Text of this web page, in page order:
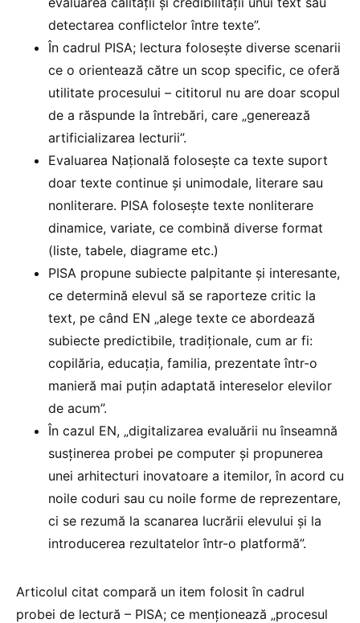
detectarea conflictelor între texte”.
În cadrul PISA; lectura folosește diverse scenarii
ce o orientează către un scop specific, ce oferă
utilitate procesului – cititorul nu are doar scopul
de a răspunde la întrebări, care „generează
artificializarea lecturii”.
Evaluarea Națională folosește ca texte suport
doar texte continue și unimodale, literare sau
nonliterare. PISA folosește texte nonliterare
dinamice, variate, ce combină diverse format
(liste, tabele, diagrame etc.)
PISA propune subiecte palpitante și interesante,
ce determină elevul să se raporteze critic la
text, pe când EN „alege texte ce abordează
subiecte predictibile, tradiționale, cum ar fi:
copilăria, educația, familia, prezentate într-o
manieră mai puțin adaptată intereselor elevilor
de acum”.
În cazul EN, „digitalizarea evaluării nu înseamnă
susţinerea probei pe computer şi propunerea
unei arhitecturi inovatoare a itemilor, în acord cu
noile coduri sau cu noile forme de reprezentare,
ci se rezumă la scanarea lucrării elevului şi la
introducerea rezultatelor într-o platformă”.
Articolul citat compară un item folosit în cadrul
probei de lectură – PISA; ce menționează „procesul